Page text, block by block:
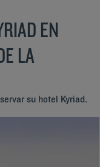
EN
LA
su hotel Kyriad.